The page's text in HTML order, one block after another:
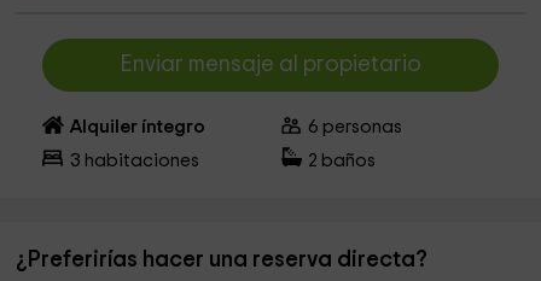
Enviar mensaje al propietario
Alquiler íntegro 6 personas
3 habitaciones 2 baños
¿Preferirías hacer una reserva directa?